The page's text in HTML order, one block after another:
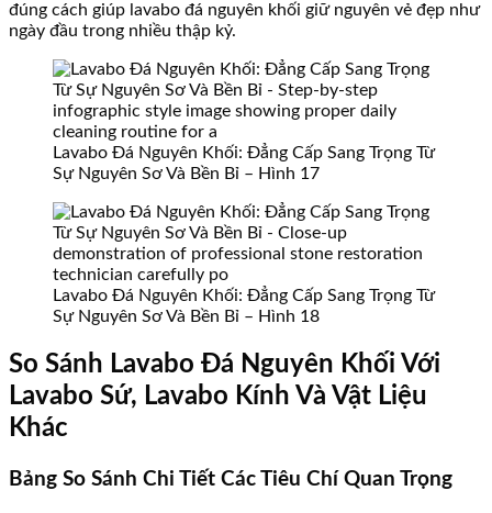
đúng cách giúp lavabo đá nguyên khối giữ nguyên vẻ đẹp như
ngày đầu trong nhiều thập kỷ.
Lavabo Đá Nguyên Khối: Đẳng Cấp Sang Trọng Từ
Sự Nguyên Sơ Và Bền Bỉ – Hình 17
Lavabo Đá Nguyên Khối: Đẳng Cấp Sang Trọng Từ
Sự Nguyên Sơ Và Bền Bỉ – Hình 18
So Sánh Lavabo Đá Nguyên Khối Với
Lavabo Sứ, Lavabo Kính Và Vật Liệu
Khác
Bảng So Sánh Chi Tiết Các Tiêu Chí Quan Trọng